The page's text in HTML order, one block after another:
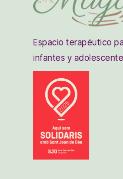
Espacio terapéutico
infantes y